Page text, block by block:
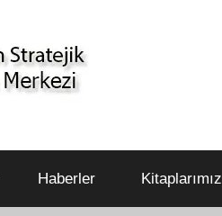
Haberler Kitaplarımız